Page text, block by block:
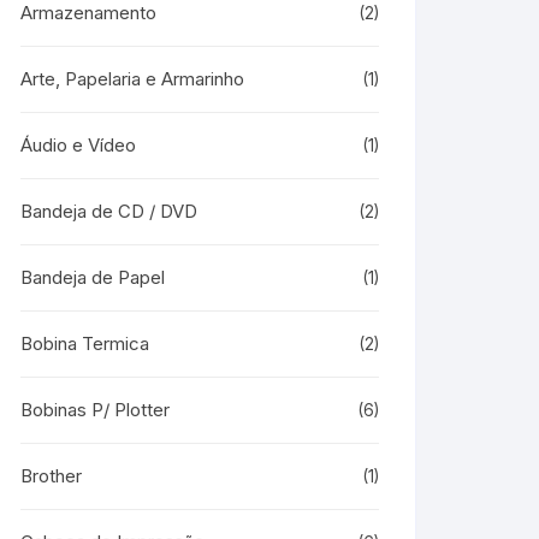
Armazenamento (2)
Arte, Papelaria e Armarinho (1)
Áudio e Vídeo (1)
Bandeja de CD / DVD (2)
Bandeja de Papel (1)
Bobina Termica (2)
Bobinas P/ Plotter (6)
Brother (1)